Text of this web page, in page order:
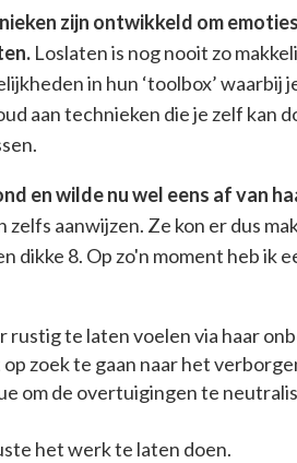
zijn ontwikkeld om
Loslaten is nog nooit zo
in hun ‘toolbox’ waarbij
aan technieken die je zelf kan
en wilde nu wel eens af van
aanwijzen. Ze kon er dus
dikke 8. Op zo'n moment heb ik
rustig te laten voelen via haar
zoek te gaan naar het
om de overtuigingen te
het werk te laten doen.